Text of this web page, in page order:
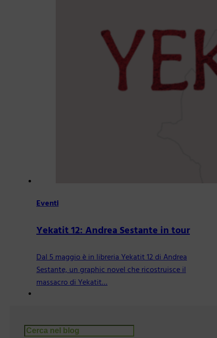
Eventi
Yekatit 12: Andrea Sestante in tour
Dal 5 maggio è in libreria Yekatit 12 di Andrea
Sestante, un graphic novel che ricostruisce il
massacro di Yekatit…
Cerca